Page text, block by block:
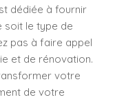
dédiée à fournir
soit le type de
pas à faire appel
et de rénovation.
votre
de votre